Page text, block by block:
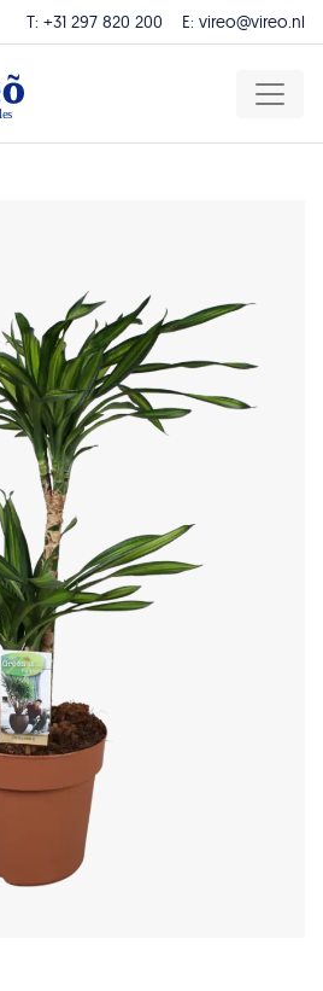
T: +31 297 820 200 E: vireo@vireo.nl